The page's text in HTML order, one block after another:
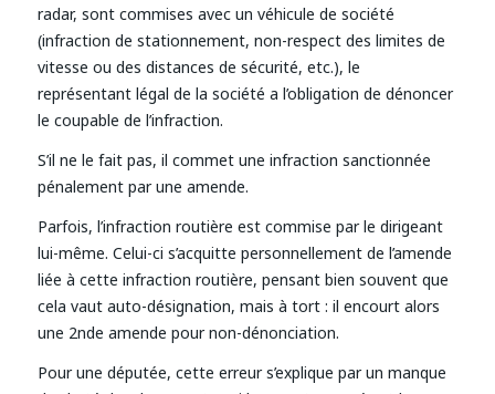
radar, sont commises avec un véhicule de société
(infraction de stationnement, non-respect des limites de
vitesse ou des distances de sécurité, etc.), le
représentant légal de la société a l’obligation de dénoncer
le coupable de l’infraction.
S’il ne le fait pas, il commet une infraction sanctionnée
pénalement par une amende.
Parfois, l’infraction routière est commise par le dirigeant
lui-même. Celui-ci s’acquitte personnellement de l’amende
liée à cette infraction routière, pensant bien souvent que
cela vaut auto-désignation, mais à tort : il encourt alors
une 2nde amende pour non-dénonciation.
Pour une députée, cette erreur s’explique par un manque